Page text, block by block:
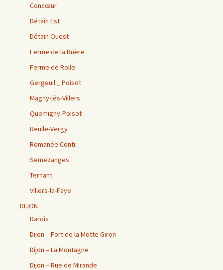
Concœur
Détain Est
Détain Ouest
Ferme de la Buère
Ferme de Rolle
Gergeuil _ Poisot
Magny-lès-Villers
Quemigny-Poisot
Reulle-Vergy
Romanée Conti
Semezanges
Ternant
Villers-la-Faye
DIJON
Darois
Dijon – Fort de la Motte Giron
Dijon – La Montagne
Dijon – Rue de Mirande